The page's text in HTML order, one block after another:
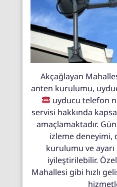
Akçağlayan
anten kurulumu,
uyducu telefon
servisi hakkında
amaçlamaktadır.
izleme
kurulumu ve
iyileştirilebilir.
Mahallesi gibi hızlı